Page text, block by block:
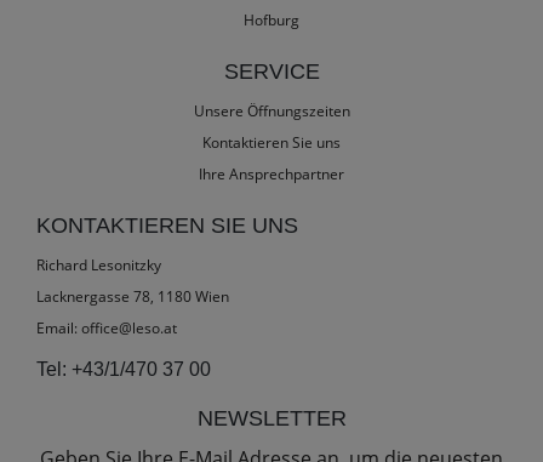
Hofburg
SERVICE
Unsere Öffnungszeiten
Kontaktieren Sie uns
Ihre Ansprechpartner
KONTAKTIEREN SIE UNS
Richard Lesonitzky
Lacknergasse 78, 1180 Wien
Email: office@leso.at
Tel: +43/1/470 37 00
NEWSLETTER